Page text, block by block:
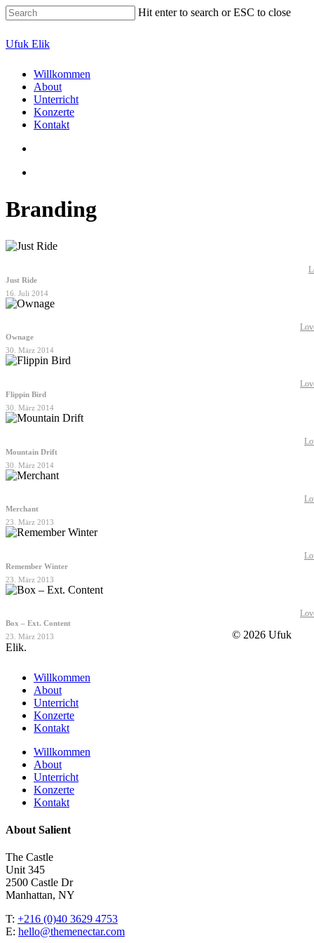
Skip
to
content
Hit enter to search or ESC to close
Close
Ufuk Elik
search
Menu
Willkommen
About
Unterricht
Konzerte
Kontakt
Branding
Just Ride
16. Juli 2014
Ownage
30. März 2014
Flippin Bird
30. März 2014
Mountain Drift
30. März 2014
Merchant
23. März 2013
Remember Winter
23. März 2013
Box – Ext. Content
23. März 2013
© 2026 Ufuk
Elik.
Close
Menu
Willkommen
About
Unterricht
Konzerte
Kontakt
Willkommen
About
Unterricht
Konzerte
Kontakt
About Salient
The Castle
Unit 345
2500 Castle Dr
Manhattan, NY
T: +216 (0)40 3629 4753
E: hello@themenectar.com